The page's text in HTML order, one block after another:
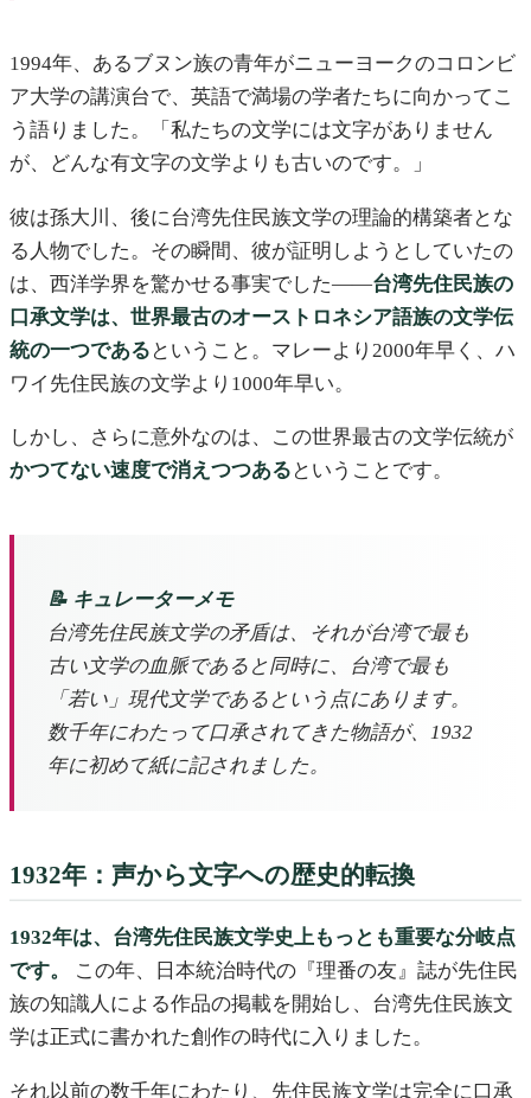
1994年、あるブヌン族の青年がニューヨークのコロンビ
ア大学の講演台で、英語で満場の学者たちに向かってこ
う語りました。「私たちの文学には文字がありません
が、どんな有文字の文学よりも古いのです。」
彼は孫大川、後に台湾先住民族文学の理論的構築者とな
る人物でした。その瞬間、彼が証明しようとしていたの
は、西洋学界を驚かせる事実でした——台湾先住民族の
口承文学は、世界最古のオーストロネシア語族の文学伝
統の一つである ということ。マレーより2000年早く、ハ
ワイ先住民族の文学より1000年早い。
しかし、さらに意外なのは、この世界最古の文学伝統が
かつてない速度で消えつつある ということです。
📝 キュレーターメモ
台湾先住民族文学の矛盾は、それが台湾で最も
古い文学の血脈であると同時に、台湾で最も
「若い」現代文学であるという点にあります。
数千年にわたって口承されてきた物語が、1932
年に初めて紙に記されました。
1932年：声から文字への歴史的転換
1932年は、台湾先住民族文学史上もっとも重要な分岐点
です。
この年、日本統治時代の『理番の友』誌が先住民
族の知識人による作品の掲載を開始し、台湾先住民族文
学は正式に書かれた創作の時代に入りました。
それ以前の数千年にわたり、先住民族文学は完全に口承